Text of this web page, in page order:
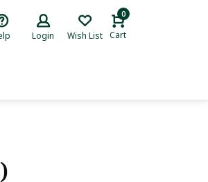
Login Wish List
0
Cart